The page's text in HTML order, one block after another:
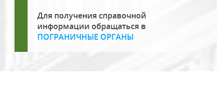
Для получения справочной
информации обращаться в
ПОГРАНИЧНЫЕ ОРГАНЫ